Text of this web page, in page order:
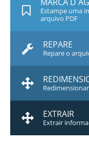
Estampe uma
arquivo PDF
REPARE
Repare o
EXTRAIR
Extrair